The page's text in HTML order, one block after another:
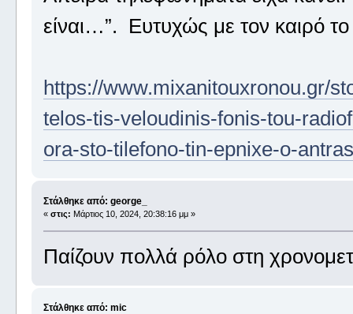
είναι…”. Ευτυχώς με τον καιρό
https://www.mixanitouxronou.gr/
telos-tis-veloudinis-fonis-tou-
ora-sto-tilefono-tin-epnixe-o-
Στάλθηκε από: george_
« στις: Μάρτιος 10, 2024, 20:38:16 μμ »
Παίζουν πολλά ρόλο στη
Στάλθηκε από: mic